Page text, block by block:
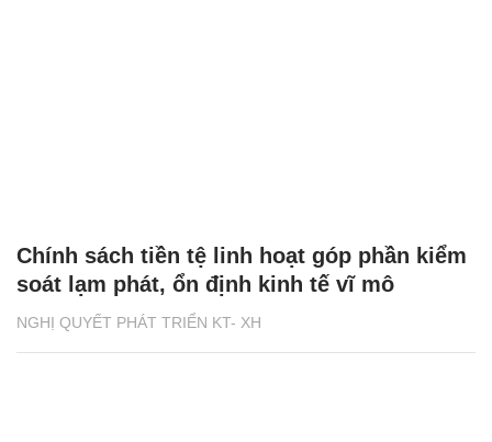
NGHỊ QUYẾT PHÁT TRIỂN KT- XH
Chính sách tiền tệ linh hoạt góp phần kiểm
soát lạm phát, ổn định kinh tế vĩ mô